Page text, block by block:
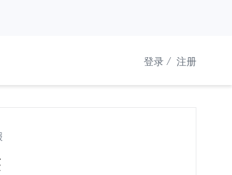
登录 / 注册